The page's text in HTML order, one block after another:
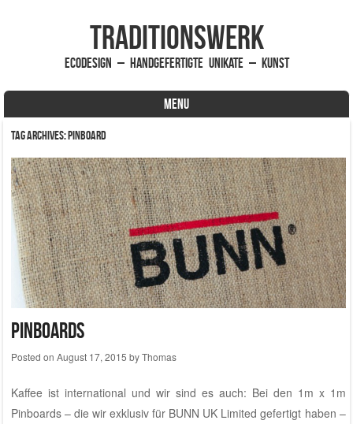
traditionsWerk
EcoDesign – handgefertigte Unikate – Kunst
MENU
Skip to content
Tag Archives:Pinboard
Pinboards
Posted on August 17, 2015 byThomas
Kaffee ist international und wir sind es auch: Bei den 1m x 1m
Pinboards – die wir exklusiv für BUNN UK Limited gefertigt haben –